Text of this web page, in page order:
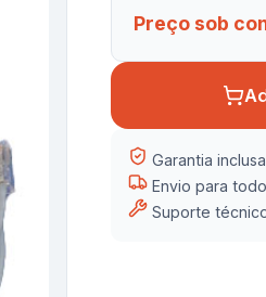
Preço sob
Garantia inclusa
Envio para
Suporte